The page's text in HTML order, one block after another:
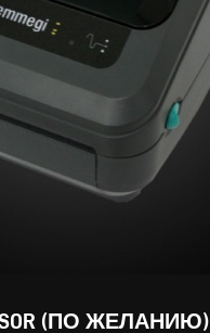
(ПО ЖЕЛАНИЮ)